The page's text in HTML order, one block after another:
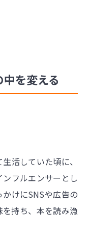
を変える
活していた頃に、
ンフルエンサーとし
けにSNSや広告の
持ち、本を読み漁